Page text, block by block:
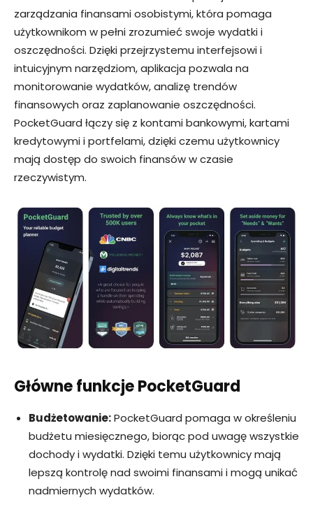
zarządzania finansami osobistymi, która pomaga
użytkownikom w pełni zrozumieć swoje wydatki i
oszczędności. Dzięki przejrzystemu interfejsowi i
intuicyjnym narzędziom, aplikacja pozwala na
monitorowanie wydatków, analizę trendów
finansowych oraz zaplanowanie oszczędności.
PocketGuard łączy się z kontami bankowymi, kartami
kredytowymi i portfelami, dzięki czemu użytkownicy
mają dostęp do swoich finansów w czasie
rzeczywistym.
Główne funkcje PocketGuard
Budżetowanie:PocketGuard pomaga w określeniu
budżetu miesięcznego, biorąc pod uwagę wszystkie
dochody i wydatki. Dzięki temu użytkownicy mają
lepszą kontrolę nad swoimi finansami i mogą unikać
nadmiernych wydatków.